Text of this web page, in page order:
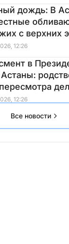
дождь: В
с верхних
12:26
в
12:26
Все новости